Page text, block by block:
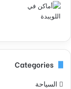
Categories
السياحة